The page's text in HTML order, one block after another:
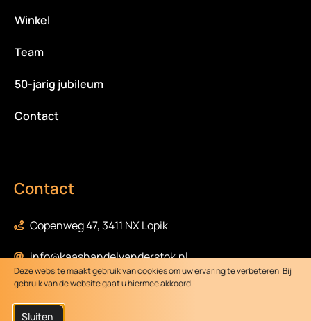
Winkel
Team
50-jarig jubileum
Contact
Contact
Copenweg 47, 3411 NX Lopik
info@kaashandelvanderstok.nl
0348-472058
Deze website maakt gebruik van cookies om uw ervaring te verbeteren. Bij
gebruik van de website gaat u hiermee akkoord.
Sluiten